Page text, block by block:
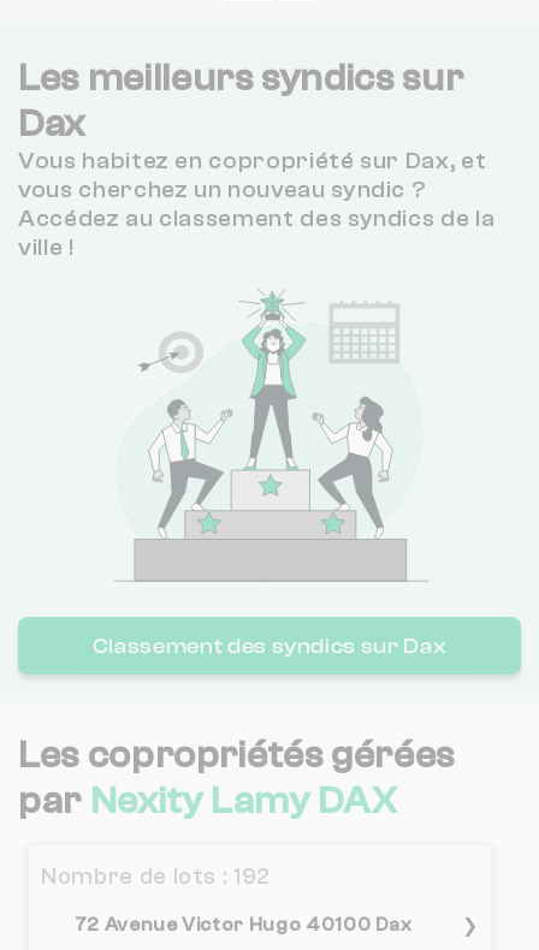
Les meilleurs syndics sur
Dax
Vous habitez en copropriété sur Dax, et
vous cherchez un nouveau syndic ?
Accédez au classement des syndics de la
ville !
Classement des syndics sur Dax
Les copropriétés gérées
par Nexity Lamy DAX
Nombre de lots : 192
72 Avenue Victor Hugo 40100 Dax ❯